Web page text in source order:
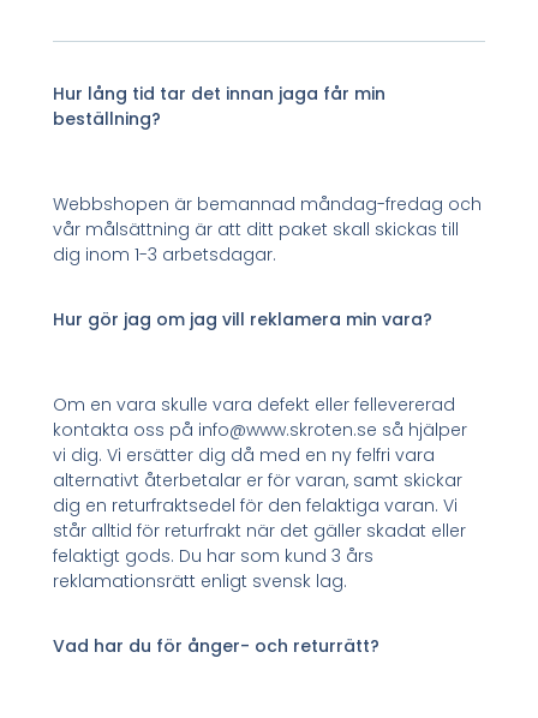
Hur lång tid tar det innan jaga får min
beställning?
Webbshopen är bemannad måndag-fredag och
vår målsättning är att ditt paket skall skickas till
dig inom 1-3 arbetsdagar.
Hur gör jag om jag vill reklamera min vara?
Om en vara skulle vara defekt eller fellevererad
kontakta oss på info@www.skroten.se så hjälper
vi dig. Vi ersätter dig då med en ny felfri vara
alternativt återbetalar er för varan, samt skickar
dig en returfraktsedel för den felaktiga varan. Vi
står alltid för returfrakt när det gäller skadat eller
felaktigt gods. Du har som kund 3 års
reklamationsrätt enligt svensk lag.
Vad har du för ånger- och returrätt?